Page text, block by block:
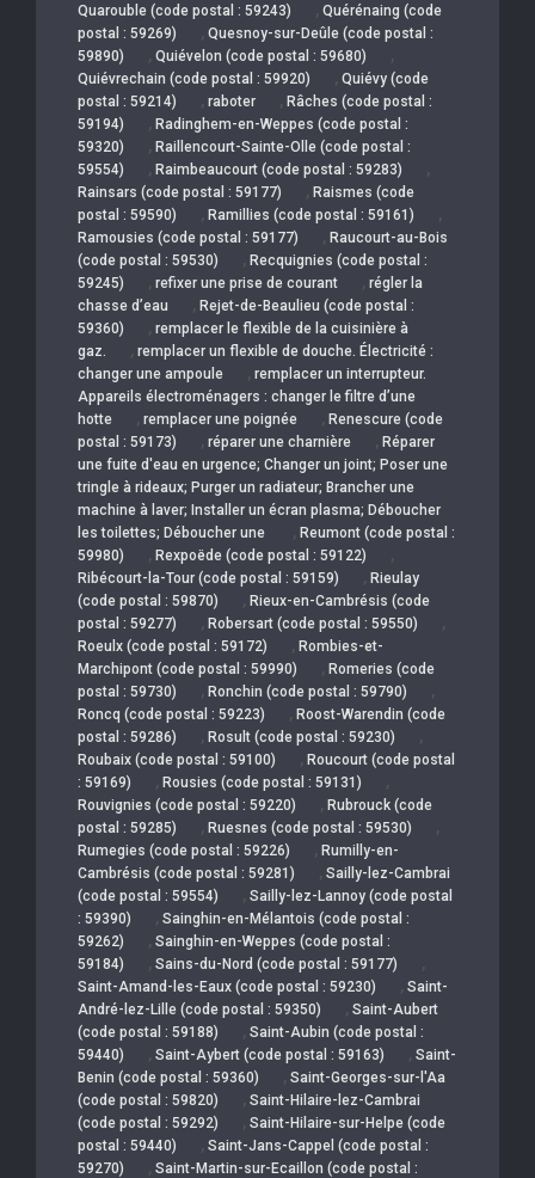
Quarouble (code postal : 59243) , Quérénaing (code
postal : 59269)
, Quesnoy-sur-Deûle (code postal :
59890)
, Quiévelon (code postal : 59680) ,
Quiévrechain (code postal : 59920) , Quiévy (code
postal : 59214)
, raboter , Râches (code postal :
59194)
, Radinghem-en-Weppes (code postal :
59320)
, Raillencourt-Sainte-Olle (code postal :
59554)
, Raimbeaucourt (code postal : 59283) ,
Rainsars (code postal : 59177) , Raismes (code
postal : 59590)
, Ramillies (code postal : 59161) ,
Ramousies (code postal : 59177) , Raucourt-au-Bois
(code postal : 59530)
, Recquignies (code postal :
59245)
, refixer une prise de courant , régler la
chasse d’eau
, Rejet-de-Beaulieu (code postal :
59360)
, remplacer le flexible de la cuisinière à
gaz.
, remplacer un flexible de douche. Électricité :
changer une ampoule
, remplacer un interrupteur.
Appareils électroménagers : changer le filtre d’une
hotte
, remplacer une poignée , Renescure (code
postal : 59173)
, réparer une charnière , Réparer
une fuite d'eau en urgence; Changer un joint; Poser une
tringle à rideaux; Purger un radiateur; Brancher une
machine à laver; Installer un écran plasma; Déboucher
les toilettes; Déboucher une
, Reumont (code postal :
59980)
, Rexpoëde (code postal : 59122) ,
Ribécourt-la-Tour (code postal : 59159) , Rieulay
(code postal : 59870)
, Rieux-en-Cambrésis (code
postal : 59277)
, Robersart (code postal : 59550) ,
Roeulx (code postal : 59172) , Rombies-et-
Marchipont (code postal : 59990)
, Romeries (code
postal : 59730)
, Ronchin (code postal : 59790) ,
Roncq (code postal : 59223) , Roost-Warendin (code
postal : 59286)
, Rosult (code postal : 59230) ,
Roubaix (code postal : 59100) , Roucourt (code postal
: 59169)
, Rousies (code postal : 59131) ,
Rouvignies (code postal : 59220) , Rubrouck (code
postal : 59285)
, Ruesnes (code postal : 59530) ,
Rumegies (code postal : 59226) , Rumilly-en-
Cambrésis (code postal : 59281)
, Sailly-lez-Cambrai
(code postal : 59554)
, Sailly-lez-Lannoy (code postal
: 59390)
, Sainghin-en-Mélantois (code postal :
59262)
, Sainghin-en-Weppes (code postal :
59184)
, Sains-du-Nord (code postal : 59177) ,
Saint-Amand-les-Eaux (code postal : 59230) , Saint-
André-lez-Lille (code postal : 59350)
, Saint-Aubert
(code postal : 59188)
, Saint-Aubin (code postal :
59440)
, Saint-Aybert (code postal : 59163) , Saint-
Benin (code postal : 59360)
, Saint-Georges-sur-l'Aa
(code postal : 59820)
, Saint-Hilaire-lez-Cambrai
(code postal : 59292)
, Saint-Hilaire-sur-Helpe (code
postal : 59440)
, Saint-Jans-Cappel (code postal :
59270)
, Saint-Martin-sur-Ecaillon (code postal :